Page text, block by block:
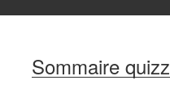
Sommaire quizz